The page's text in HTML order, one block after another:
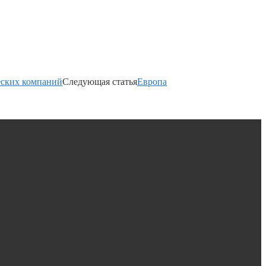
компанийСледующая статьяЕвропа